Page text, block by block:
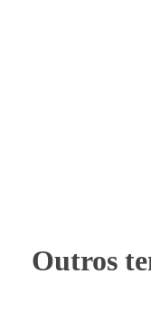
Outros